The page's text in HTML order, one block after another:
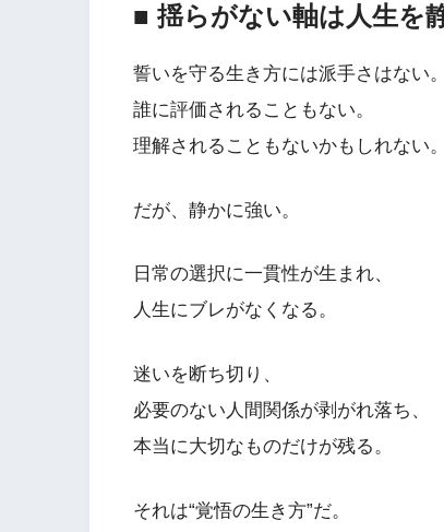
■ 揺らがない軸は人生を
誓いを守る生き方には派手さはない。
誰に評価されることもない。
理解されることもないかもしれない。
だが、静かに強い。
日常の選択に一貫性が生まれ、
人生にブレがなくなる。
迷いを断ち切り、
必要のない人間関係が剥がれ落ち、
本当に大切なものだけが残る。
それは“覚悟の生き方”だ。